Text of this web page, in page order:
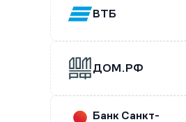
ВТБ
ДОМ.РФ
Банк Санкт-